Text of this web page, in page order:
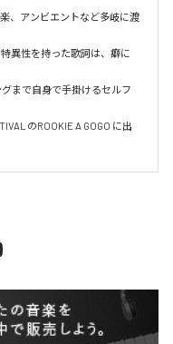
のROOKIE A GOGO に出